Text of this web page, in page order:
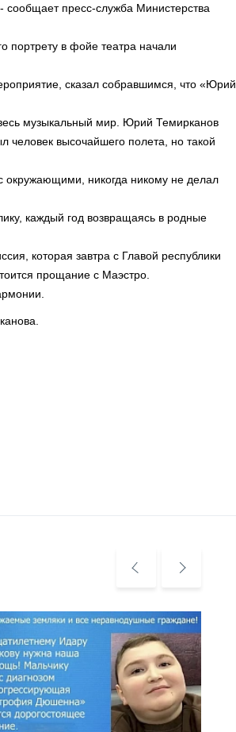
сообщает пресс-служба Министерства
портрету в фойе театра начали
сказал собравшимся, что «Юрий
музыкальный мир. Юрий Темирканов
человек высочайшего полета, но такой
окружающими, никогда никому не делал
каждый год возвращаясь в родные
которая завтра с Главой республики
прощание с Маэстро.